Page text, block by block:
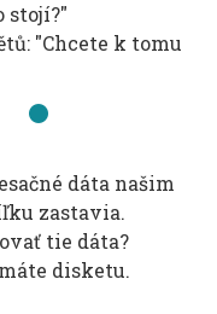
stojí?"
"Chcete k tomu
dáta našim
zastavia.
tie dáta?
disketu.